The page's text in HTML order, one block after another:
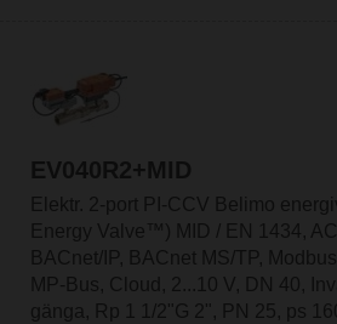
EV040R2+MID
Elektr. 2-port PI-CCV Belimo
Energy Valve™) MID / EN 1434,
BACnet/IP, BACnet MS/TP,
MP-Bus, Cloud, 2...10 V, DN 40,
gänga, Rp 1 1/2"G 2", PN 25, ps